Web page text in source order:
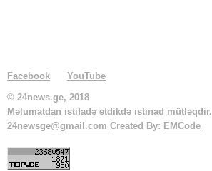
Facebook YouTube
© 24news.ge, 2018
Məlumatdan istifadə etdikdə istinad mütləqdir.
24newsge@gmail.com Created By: EMCode